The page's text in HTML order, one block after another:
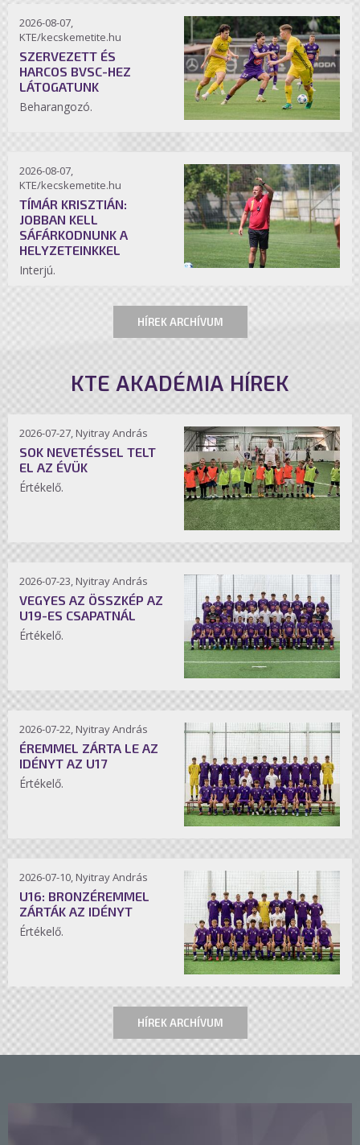
2026-08-07,
KTE/kecskemetite.hu
SZERVEZETT ÉS
HARCOS BVSC-HEZ
LÁTOGATUNK
Beharangozó.
2026-08-07,
KTE/kecskemetite.hu
TÍMÁR KRISZTIÁN:
JOBBAN KELL
SÁFÁRKODNUNK A
HELYZETEINKKEL
Interjú.
HÍREK ARCHÍVUM
KTE AKADÉMIA HÍREK
2026-07-27, Nyitray András
SOK NEVETÉSSEL TELT
EL AZ ÉVÜK
Értékelő.
2026-07-23, Nyitray András
VEGYES AZ ÖSSZKÉP AZ
U19-ES CSAPATNÁL
Értékelő.
2026-07-22, Nyitray András
ÉREMMEL ZÁRTA LE AZ
IDÉNYT AZ U17
Értékelő.
2026-07-10, Nyitray András
U16: BRONZÉREMMEL
ZÁRTÁK AZ IDÉNYT
Értékelő.
HÍREK ARCHÍVUM